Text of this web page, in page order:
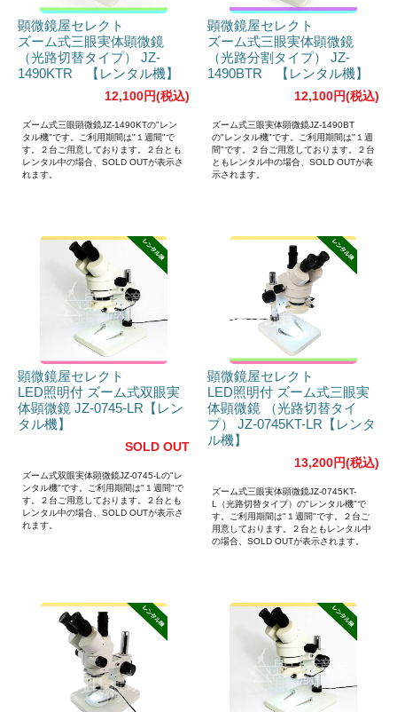
顕微鏡屋セレクト
ズーム式三眼実体顕微鏡
（光路切替タイプ） JZ-
1490KTR 【レンタル機】
12,100円(税込)
ズーム式三眼顕微鏡JZ-1490KTの"レン
タル機"です。ご利用期間は"１週間"で
す。２台ご用意しております。２台とも
レンタル中の場合、SOLD OUTが表示さ
れます。
顕微鏡屋セレクト
ズーム式三眼実体顕微鏡
（光路分割タイプ） JZ-
1490BTR 【レンタル機】
12,100円(税込)
ズーム式三眼実体顕微鏡JZ-1490BT
の"レンタル機"です。ご利用期間は"１週
間"です。２台ご用意しております。２台
ともレンタル中の場合、SOLD OUTが表
示されます。
顕微鏡屋セレクト
LED照明付 ズーム式双眼実
体顕微鏡 JZ-0745-LR【レン
タル機】
SOLD OUT
ズーム式双眼実体顕微鏡JZ-0745-Lの"レ
ンタル機"です。ご利用期間は"１週間"で
す。２台ご用意しております。２台とも
レンタル中の場合、SOLD OUTが表示さ
れます。
顕微鏡屋セレクト
LED照明付 ズーム式三眼実
体顕微鏡 （光路切替タイ
プ） JZ-0745KT-LR【レンタ
ル機】
13,200円(税込)
ズーム式三眼実体顕微鏡JZ-0745KT-
L（光路切替タイプ）の"レンタル機"で
す。ご利用期間は"１週間"です。２台ご
用意しております。２台ともレンタル中
の場合、SOLD OUTが表示されます。